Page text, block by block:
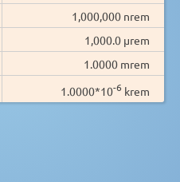
1,000,000 nrem
1,000.0 µrem
1.0000 mrem
1.0000*10-6 krem